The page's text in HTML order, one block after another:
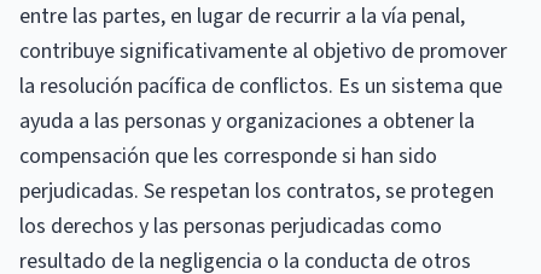
entre las partes, en lugar de recurrir a la vía penal,
contribuye significativamente al objetivo de promover
la resolución pacífica de conflictos. Es un sistema que
ayuda a las personas y organizaciones a obtener la
compensación que les corresponde si han sido
perjudicadas. Se respetan los contratos, se protegen
los derechos y las personas perjudicadas como
resultado de la negligencia o la conducta de otros